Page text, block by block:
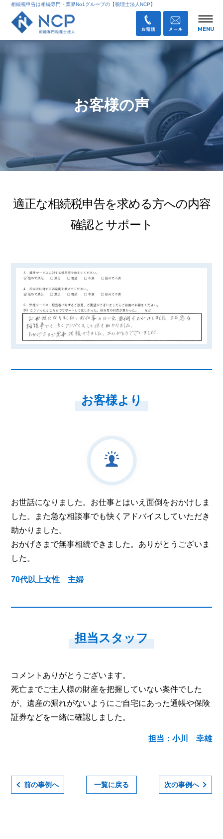
相続税申告は相続専門・業界No1グループの【税理士法人NCP】
お客様の声
適正な相続税申告を求める方への内容
確認とサポート
お客様より
お世話になりました。お仕事とはいえ面倒をおかけしま
した。また急な相談事でも快くアドバイスしていただき
助かりました。
おかげさまで無事相続できました。ありがとうございま
した。
70代以上女性 主婦
担当スタッフ
コメントありがとうございます。
死亡までご主人様の財産を把握していない案件でした
が、遺産の漏れがないようにご自宅にあった通帳や保険
証券などを一緒に確認しました。
担当：小川 幸雄
前の事例へ 一覧に戻る 次の事例へ